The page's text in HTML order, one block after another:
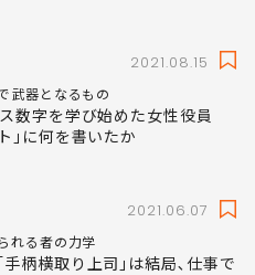
2021.08.15
武器となるもの
数字を学び始めた女性役員
｣に何を書いたか
2021.06.07
れる者の力学
柄横取り上司｣は結局､仕事で